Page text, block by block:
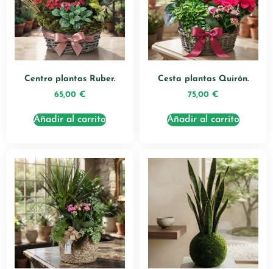
Centro plantas Ruber.
65,00 €
Añadir al carrito
Cesta plantas Quirón.
75,00 €
Añadir al carrito